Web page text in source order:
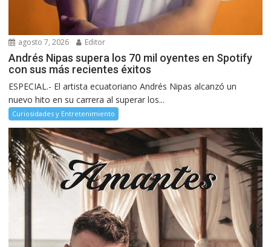
agosto 7, 2026 Editor
Andrés Nipas supera los 70 mil oyentes en Spotify
con sus más recientes éxitos
ESPECIAL.- El artista ecuatoriano Andrés Nipas alcanzó un
nuevo hito en su carrera al superar los...
Curiosidades y Entretenimiento